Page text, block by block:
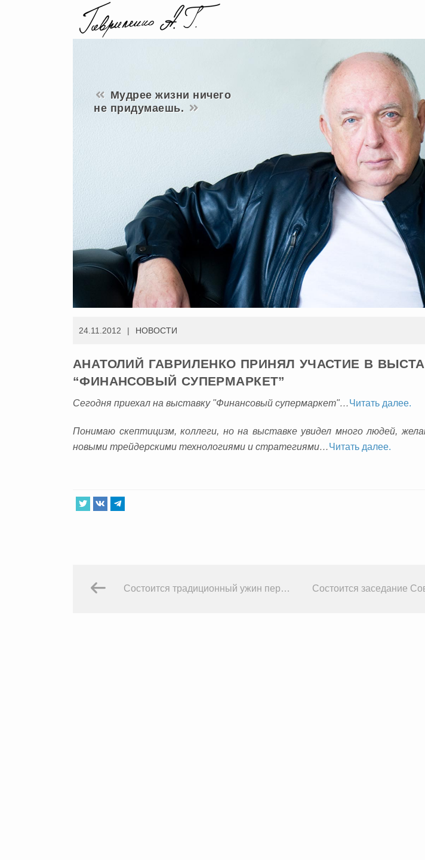
Мудрее жизни ничего
не придумаешь.
24.11.2012 НОВОСТИ
АНАТОЛИЙ ГАВРИЛЕНКО ПРИНЯЛ УЧАСТИЕ В
“ФИНАНСОВЫЙ СУПЕРМАРКЕТ”
Сегодня приехал на выставку "Финансовый супермаркет"…Читать далее.
Понимаю скептицизм, коллеги, но на выставке увидел много людей,
новыми трейдерскими технологиями и стратегиями…Читать далее.
Состоится традиционный ужин первых лиц компаний – лидеров рынка